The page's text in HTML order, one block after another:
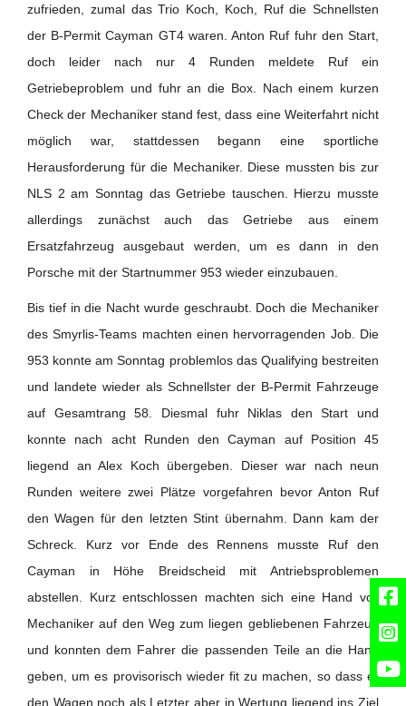
zufrieden, zumal das Trio Koch, Koch, Ruf die Schnellsten
der B-Permit Cayman GT4 waren. Anton Ruf fuhr den Start,
doch leider nach nur 4 Runden meldete Ruf ein
Getriebeproblem und fuhr an die Box. Nach einem kurzen
Check der Mechaniker stand fest, dass eine Weiterfahrt nicht
möglich war, stattdessen begann eine sportliche
Herausforderung für die Mechaniker. Diese mussten bis zur
NLS 2 am Sonntag das Getriebe tauschen. Hierzu musste
allerdings zunächst auch das Getriebe aus einem
Ersatzfahrzeug ausgebaut werden, um es dann in den
Porsche mit der Startnummer 953 wieder einzubauen.
Bis tief in die Nacht wurde geschraubt. Doch die Mechaniker
des Smyrlis-Teams machten einen hervorragenden Job. Die
953 konnte am Sonntag problemlos das Qualifying bestreiten
und landete wieder als Schnellster der B-Permit Fahrzeuge
auf Gesamtrang 58. Diesmal fuhr Niklas den Start und
konnte nach acht Runden den Cayman auf Position 45
liegend an Alex Koch übergeben. Dieser war nach neun
Runden weitere zwei Plätze vorgefahren bevor Anton Ruf
den Wagen für den letzten Stint übernahm. Dann kam der
Schreck. Kurz vor Ende des Rennens musste Ruf den
Cayman in Höhe Breidscheid mit Antriebsproblemen
abstellen. Kurz entschlossen machten sich eine Hand voll
Mechaniker auf den Weg zum liegen gebliebenen Fahrzeug
und konnten dem Fahrer die passenden Teile an die Hand
geben, um es provisorisch wieder fit zu machen, so dass er
den Wagen noch als Letzter aber in Wertung liegend ins Ziel